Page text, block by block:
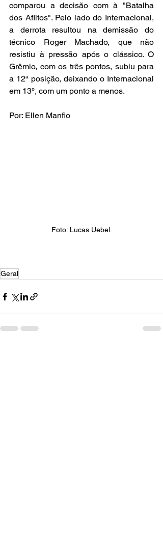
comparou a decisão com à "Batalha
dos Aflitos". Pelo lado do Internacional,
a derrota resultou na demissão do
técnico Roger Machado, que não
resistiu à pressão após o clássico. O
Grêmio, com os três pontos, subiu para
a 12ª posição, deixando o Internacional
em 13º, com um ponto a menos.
Por: Ellen Manfio
Foto: Lucas Uebel.
Geral